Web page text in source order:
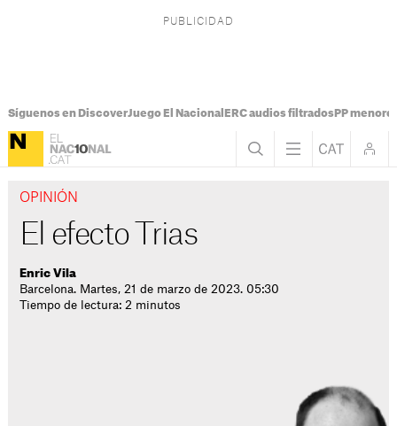
Síguenos en DiscoverJuego El Nacional ERC audios filtradosPP
OPINIÓN
El efecto Trias
Enric Vila
Barcelona. Martes, 21 de marzo de 2023. 05:30
Tiempo de lectura: 2 minutos